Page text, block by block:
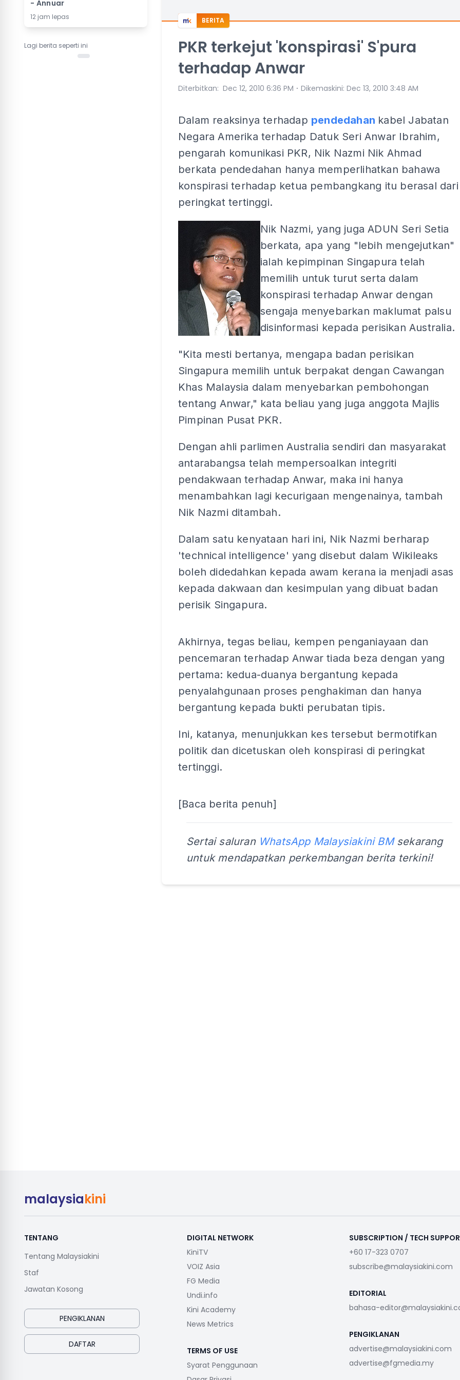
- Annuar
12 jam lepas
Lagi berita seperti ini
BERITA
PKR terkejut 'konspirasi' S'pura
terhadap Anwar
Diterbitkan: Dec 12, 2010 6:36 PM ⋅ Dikemaskini: Dec 13, 2010 3:48 AM
Dalam reaksinya terhadap pendedahan kabel Jabatan
Negara Amerika terhadap Datuk Seri Anwar Ibrahim,
pengarah komunikasi PKR, Nik Nazmi Nik Ahmad
berkata pendedahan hanya memperlihatkan bahawa
konspirasi terhadap ketua pembangkang itu berasal dari
peringkat tertinggi.
Nik Nazmi, yang juga ADUN Seri Setia
berkata, apa yang "lebih mengejutkan"
ialah kepimpinan Singapura telah
memilih untuk turut serta dalam
konspirasi terhadap Anwar dengan
sengaja menyebarkan maklumat palsu
disinformasi kepada perisikan Australia.
"Kita mesti bertanya, mengapa badan perisikan
Singapura memilih untuk berpakat dengan Cawangan
Khas Malaysia dalam menyebarkan pembohongan
tentang Anwar," kata beliau yang juga anggota Majlis
Pimpinan Pusat PKR.
Dengan ahli parlimen Australia sendiri dan masyarakat
antarabangsa telah mempersoalkan integriti
pendakwaan terhadap Anwar, maka ini hanya
menambahkan lagi kecurigaan mengenainya, tambah
Nik Nazmi ditambah.
Dalam satu kenyataan hari ini, Nik Nazmi berharap
'technical intelligence' yang disebut dalam Wikileaks
boleh didedahkan kepada awam kerana ia menjadi asas
kepada dakwaan dan kesimpulan yang dibuat badan
perisik Singapura.
Akhirnya, tegas beliau, kempen penganiayaan dan
pencemaran terhadap Anwar tiada beza dengan yang
pertama: kedua-duanya bergantung kepada
penyalahgunaan proses penghakiman dan hanya
bergantung kepada bukti perubatan tipis.
Ini, katanya, menunjukkan kes tersebut bermotifkan
politik dan dicetuskan oleh konspirasi di peringkat
tertinggi.
[Baca berita penuh]
Sertai saluran WhatsApp Malaysiakini BMsekarang
untuk mendapatkan perkembangan berita terkini!
malaysiakini
TENTANG
Tentang Malaysiakini
Staf
Jawatan Kosong
PENGIKLANAN
DAFTAR
DIGITAL NETWORK
KiniTV
VOIZ Asia
FG Media
Undi.info
Kini Academy
News Metrics
TERMS OF USE
Syarat Penggunaan
SUBSCRIPTION / TECH
+60 17-323 0707
subscribe@malaysiakini.com
EDITORIAL
bahasa-
PENGIKLANAN
advertise@malaysiakini.com
advertise@fgmedia.my